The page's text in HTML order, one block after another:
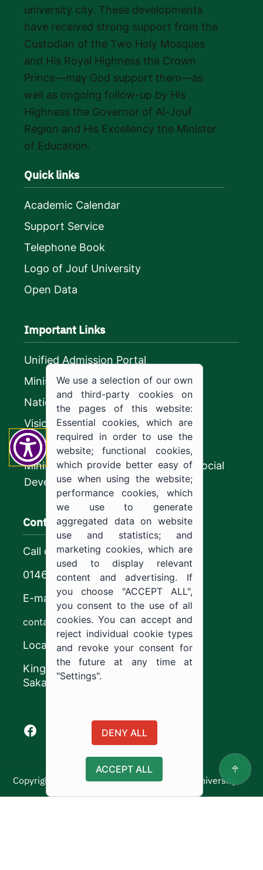
university city. These developments
have received strong support from the
Custodian of the Two Holy Mosques
and His Royal Highness the Crown
Prince—may God support them—as
well as ongoing follow-up by His
Highness the Governor of Al-Jouf
Region and His Excellency the Minister
of Education.
Quick links
Academic Calendar
Support Service
Telephone Book
Logo of Jouf University
Open Data
Important Links
Unified Admission Portal
Ministry of Education
National platform
Vision 2030
CyberSecurity Authority
Ministry of Human Resources and Social
Development
Contact us
Call center
0146544444
E-mail
contact@ju.edu.sa
Location
King Khalid Road,
Sakaka, Kingdom of Saudi Arabia.
Facebook of Jouf University
X of Jouf University
Instagram of Jouf University
Youtube of Jouf University
Copyright ©2025 All rights reserved | Jouf University
Usage Policy
We use a selection of our own
and third-party cookies on
the pages of this website:
Essential cookies, which are
required in order to use the
website; functional cookies,
which provide better easy of
use when using the website;
performance cookies, which
we use to generate
aggregated data on website
use and statistics; and
marketing cookies, which are
used to display relevant
content and advertising. If
you choose "ACCEPT ALL",
you consent to the use of all
cookies. You can accept and
reject individual cookie types
and revoke your consent for
the future at any time at
"Settings".
DENY ALL
ACCEPT ALL